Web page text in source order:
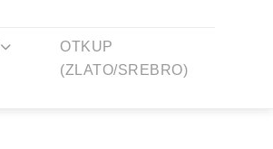
OTKUP
(ZLATO/SREBRO)